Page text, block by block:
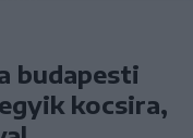
budapesti
kocsira,